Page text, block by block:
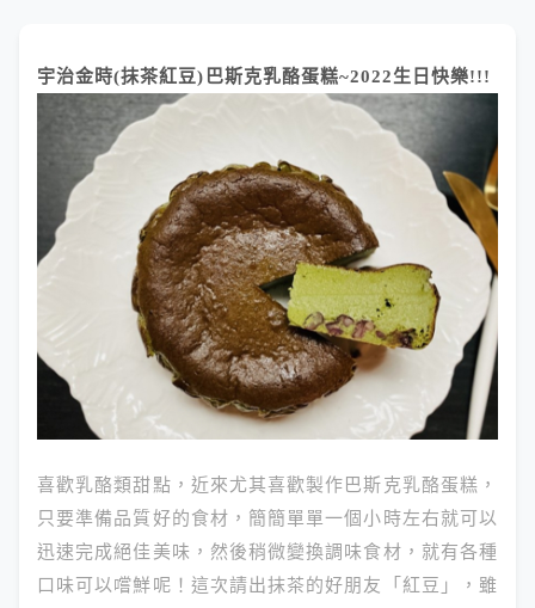
宇治金時(抹茶紅豆)巴斯克乳酪蛋糕~2022生日快樂!!!
喜歡乳酪類甜點，近來尤其喜歡製作巴斯克乳酪蛋糕，
只要準備品質好的食材，簡簡單單一個小時左右就可以
迅速完成絕佳美味，然後稍微變換調味食材，就有各種
口味可以嚐鮮呢！這次請出抹茶的好朋友「紅豆」，雖